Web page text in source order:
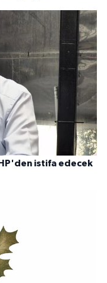
istifa edecek